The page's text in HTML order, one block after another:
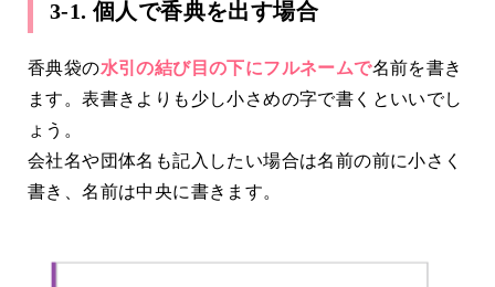
3-1. 個人で香典を出す場合
香典袋の水引の結び目の下にフルネームで名前を書き
ます。表書きよりも少し小さめの字で書くといいでし
ょう。
会社名や団体名も記入したい場合は名前の前に小さく
書き、名前は中央に書きます。